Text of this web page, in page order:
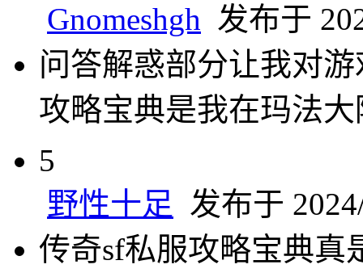
Gnomeshgh 发布于
问答解惑部分让我对
攻略宝典是我在玛法
5
野性十足 发布于
传奇sf私服攻略宝典真